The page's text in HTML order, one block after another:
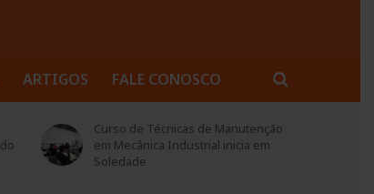
ARTIGOS FALE CONOSCO
Município entrega nova unidade
habitacional para família da
comunidade da Pedreira